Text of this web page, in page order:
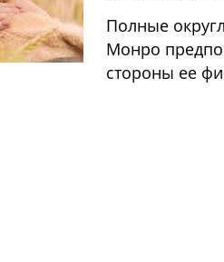
Полные
Монро
стороны ее